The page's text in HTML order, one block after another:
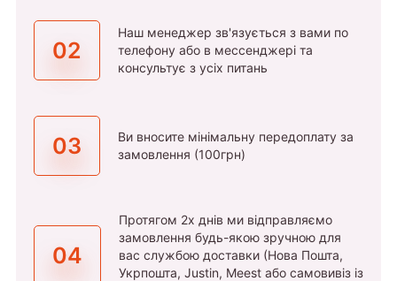
02
Наш менеджер зв'язується з вами по
телефону або в мессенджері та
консультує з усіх питань
03
Ви вносите мінімальну передоплату за
замовлення (100грн)
04
Протягом 2х днів ми відправляємо
замовлення будь-якою зручною для
вас службою доставки (Нова Пошта,
Укрпошта, Justin, Meest або самовивіз із